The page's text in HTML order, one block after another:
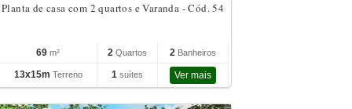
Planta de casa com 2 quartos e Varanda - Cód. 54
69 m² 2 Quartos 2 Banheiros
13x15m Terreno 1 suítes Ver mais